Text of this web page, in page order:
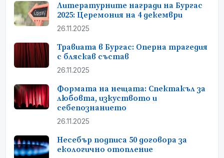
Литературните награди на Бургас
2025: Церемония на 4 декември
26.11.2025
Травиата в Бургас: Оперна трагедия
с бляскав състав
26.11.2025
Формата на нещата: Спектакъл за
любовта, изкуството и
себепознанието
26.11.2025
Несебър подписа 50 договора за
екологично отопление